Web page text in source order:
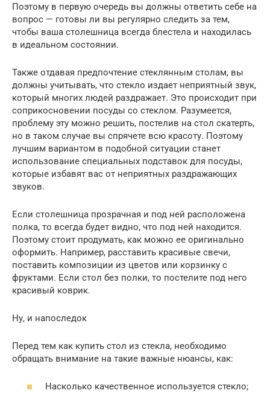
Поэтому в первую очередь вы должны ответить себе на
вопрос — готовы ли вы регулярно следить за тем,
чтобы ваша столешница всегда блестела и находилась
в идеальном состоянии.
Также отдавая предпочтение стеклянным столам, вы
должны учитывать, что стекло издает неприятный звук,
который многих людей раздражает. Это происходит при
соприкосновении посуды со стеклом. Разумеется,
проблему эту можно решить, постелив на стол скатерть,
но в таком случае вы спрячете всю красоту. Поэтому
лучшим вариантом в подобной ситуации станет
использование специальных подставок для посуды,
которые избавят вас от неприятных раздражающих
звуков.
Если столешница прозрачная и под ней расположена
полка, то всегда будет видно, что под ней находится.
Поэтому стоит продумать, как можно ее оригинально
оформить. Например, расставить красивые свечи,
поставить композиции из цветов или корзинку с
фруктами. Если стол без полки, то постелите под него
красивый коврик.
Ну, и напоследок
Перед тем как купить стол из стекла, необходимо
обращать внимание на такие важные нюансы, как:
Насколько качественное используется стекло;